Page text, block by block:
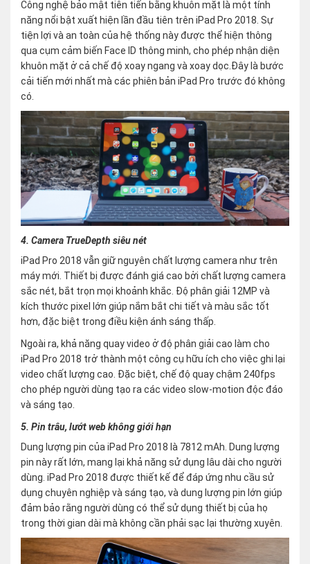
Công nghệ bảo mật tiên tiến bằng khuôn mặt là một tính
năng nổi bật xuất hiện lần đầu tiên trên iPad Pro 2018. Sự
tiện lợi và an toàn của hệ thống này được thể hiện thông
qua cụm cảm biến Face ID thông minh, cho phép nhận diện
khuôn mặt ở cả chế độ xoay ngang và xoay dọc.Đây là bước
cải tiến mới nhất mà các phiên bản iPad Pro trước đó không
có.
4. Camera TrueDepth siêu nét
iPad Pro 2018 vẫn giữ nguyên chất lượng camera như trên
máy mới. Thiết bị được đánh giá cao bởi chất lượng camera
sắc nét, bắt trọn mọi khoảnh khắc. Độ phân giải 12MP và
kích thước pixel lớn giúp nắm bắt chi tiết và màu sắc tốt
hơn, đặc biệt trong điều kiện ánh sáng thấp.
Ngoài ra, khả năng quay video ở độ phân giải cao làm cho
iPad Pro 2018 trở thành một công cụ hữu ích cho việc ghi lại
video chất lượng cao. Đặc biệt, chế độ quay chậm 240fps
cho phép người dùng tạo ra các video slow-motion độc đáo
và sáng tạo.
5. Pin trâu, lướt web không giới hạn
Dung lượng pin của iPad Pro 2018 là 7812 mAh. Dung lượng
pin này rất lớn, mang lại khả năng sử dụng lâu dài cho người
dùng. iPad Pro 2018 được thiết kế để đáp ứng nhu cầu sử
dụng chuyên nghiệp và sáng tạo, và dung lượng pin lớn giúp
đảm bảo rằng người dùng có thể sử dụng thiết bị của họ
trong thời gian dài mà không cần phải sạc lại thường xuyên.